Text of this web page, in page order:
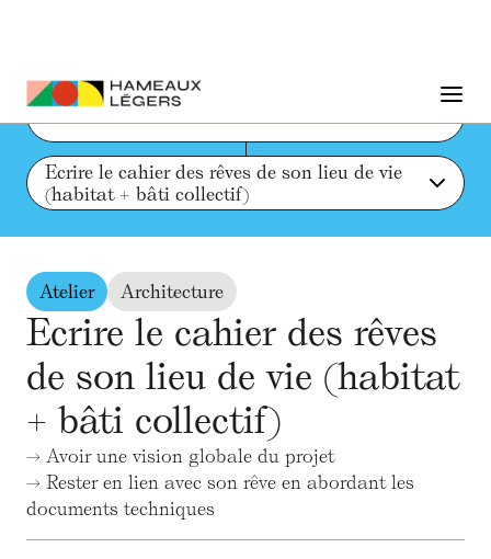
Ecrire le cahier des rêves de son lieu de vie
(habitat + bâti collectif)
Atelier Architecture
Ecrire le cahier des rêves
de son lieu de vie (habitat
+ bâti collectif)
→ Avoir une vision globale du projet
→ Rester en lien avec son rêve en abordant les
documents techniques